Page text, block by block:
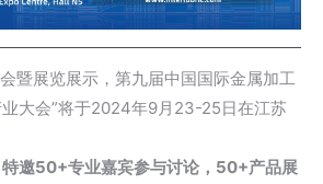
暨展览展示，第九届中国国际金属加工
大会”将于2024年9月23-25日在江苏
邀50+专业嘉宾参与讨论，50+产品展